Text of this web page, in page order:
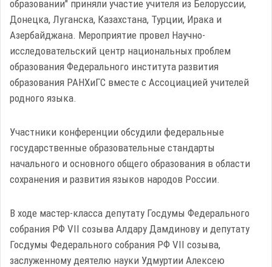
образовании" приняли участие учителя из Белоруссии,
Донецка, Луганска, Казахстана, Турции, Ирака и
Азербайджана. Мероприятие провел Научно-
исследовательский центр национальных проблем
образования Федерального института развития
образования РАНХиГС вместе с Ассоциацией учителей
родного языка.
Участники конференции обсудили федеральные
государственные образовательные стандарты
начального и основного общего образования в области
сохранения и развития языков народов России.
В ходе мастер-класса депутату Госдумы Федерального
собрания РФ VII созыва Алдару Дамдинову и депутату
Госдумы Федерального собрания РФ VII созыва,
заслуженному деятелю науки Удмуртии Алексею